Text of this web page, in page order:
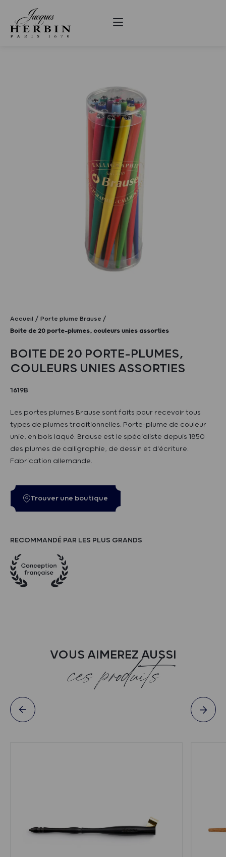
Accueil
Porte plume Brause
Boite de 20 porte-plumes, couleurs unies assorties
BOITE DE 20 PORTE-PLUMES,
COULEURS UNIES ASSORTIES
1619B
Les portes plumes Brause sont faits pour recevoir tous
types de plumes traditionnelles. Porte-plume de couleur
unie, en bois laqué. Brause est le spécialiste depuis 1850
des plumes de calligraphie, de dessin et d'écriture.
Fabrication allemande.
Trouver une boutique
RECOMMANDÉ PAR LES PLUS GRANDS
VOUS AIMEREZ AUSSI
ces produits